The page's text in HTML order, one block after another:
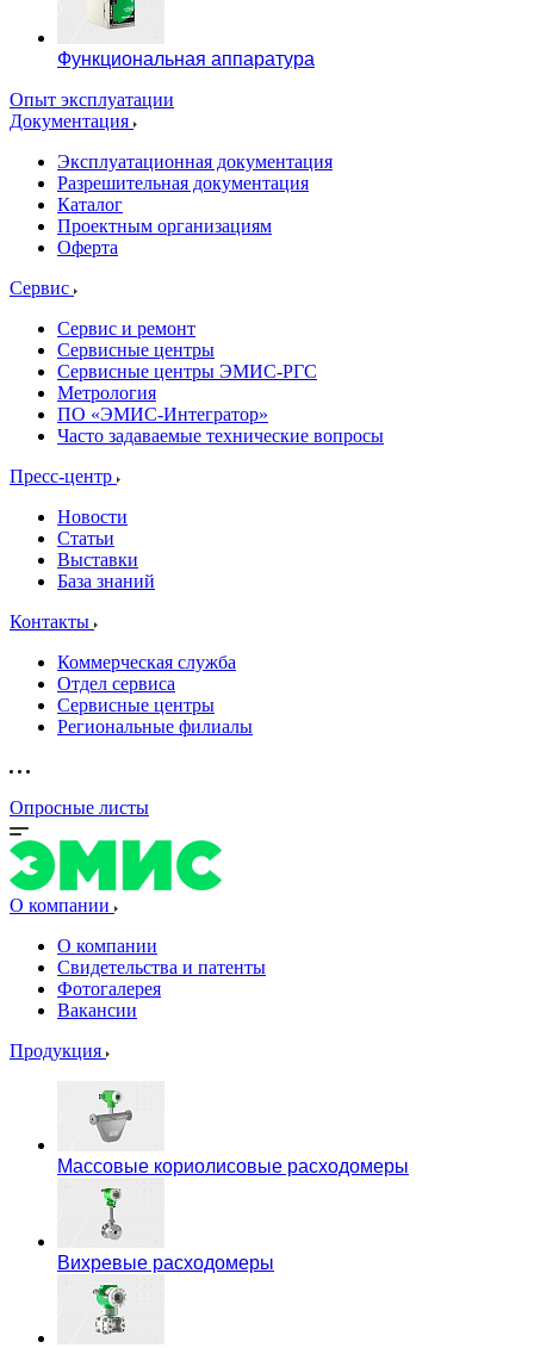
Функциональная аппаратура
Опыт эксплуатации
Документация
Эксплуатационная документация
Разрешительная документация
Каталог
Проектным организациям
Оферта
Сервис
Сервис и ремонт
Сервисные центры
Сервисные центры ЭМИС-РГС
Метрология
ПО «ЭМИС-Интегратор»
Часто задаваемые технические вопросы
Пресс-центр
Новости
Статьи
Выставки
База знаний
Контакты
Коммерческая служба
Отдел сервиса
Сервисные центры
Региональные филиалы
Опросные листы
О компании
О компании
Свидетельства и патенты
Фотогалерея
Вакансии
Продукция
Массовые кориолисовые расходомеры
Вихревые расходомеры